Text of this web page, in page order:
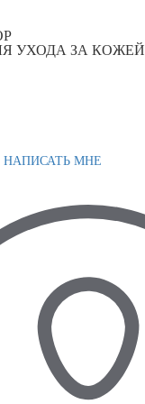
УХОДА ЗА КОЖЕЙ
НАПИСАТЬ МНЕ